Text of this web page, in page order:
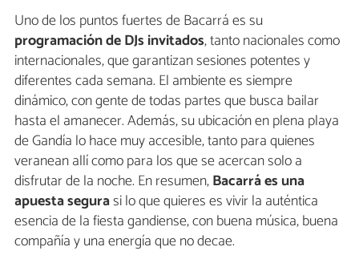
Uno de los puntos fuertes de Bacarrá es su
programación de DJs invitados, tanto nacionales como
internacionales, que garantizan sesiones potentes y
diferentes cada semana. El ambiente es siempre
dinámico, con gente de todas partes que busca bailar
hasta el amanecer. Además, su ubicación en plena playa
de Gandía lo hace muy accesible, tanto para quienes
veranean allí como para los que se acercan solo a
disfrutar de la noche. En resumen,Bacarrá es una
apuesta segurasi lo que quieres es vivir la auténtica
esencia de la fiesta gandiense, con buena música, buena
compañía y una energía que no decae.